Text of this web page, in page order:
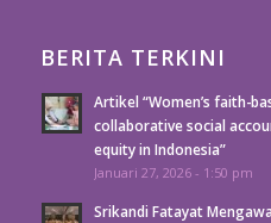
BERITA TERKINI
Artikel “Women’s faith-
collaborative social
equity in Indonesia”
Januari 27, 2026 - 1:50 pm
Srikandi Fatayat